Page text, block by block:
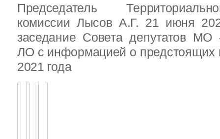
Председатель
комиссии Лысов А.Г. 21 июня
заседание Совета депутатов МО
ЛО с информацией о предстоящих
2021 года